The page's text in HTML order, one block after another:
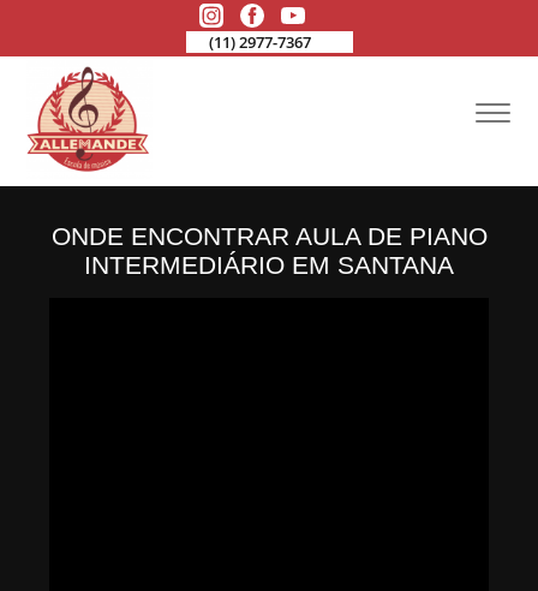
(11) 2977-7367
ONDE ENCONTRAR AULA DE PIANO
INTERMEDIÁRIO EM SANTANA